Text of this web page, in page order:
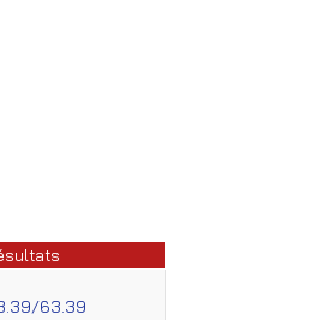
63.39